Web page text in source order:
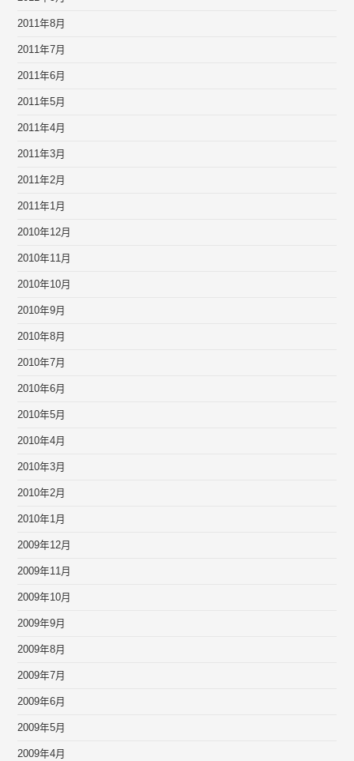
2011年8月
2011年7月
2011年6月
2011年5月
2011年4月
2011年3月
2011年2月
2011年1月
2010年12月
2010年11月
2010年10月
2010年9月
2010年8月
2010年7月
2010年6月
2010年5月
2010年4月
2010年3月
2010年2月
2010年1月
2009年12月
2009年11月
2009年10月
2009年9月
2009年8月
2009年7月
2009年6月
2009年5月
2009年4月